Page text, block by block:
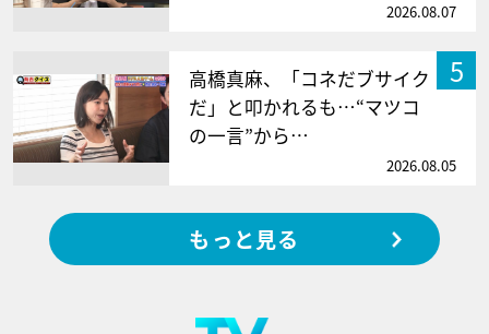
2026.08.07
5
高橋真麻、「コネだブサイク
だ」と叩かれるも…“マツコ
の一言”から…
2026.08.05
もっと見る